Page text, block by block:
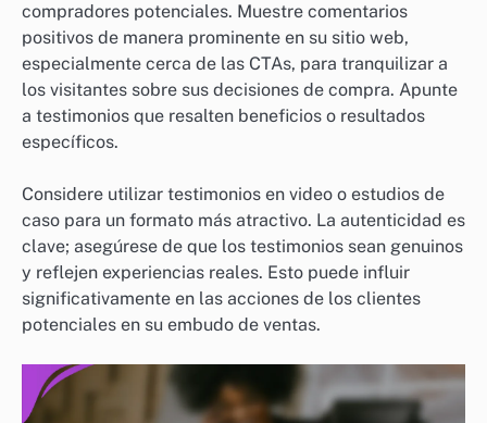
compradores potenciales. Muestre comentarios
positivos de manera prominente en su sitio web,
especialmente cerca de las CTAs, para tranquilizar a
los visitantes sobre sus decisiones de compra. Apunte
a testimonios que resalten beneficios o resultados
específicos.
Considere utilizar testimonios en video o estudios de
caso para un formato más atractivo. La autenticidad es
clave; asegúrese de que los testimonios sean genuinos
y reflejen experiencias reales. Esto puede influir
significativamente en las acciones de los clientes
potenciales en su embudo de ventas.